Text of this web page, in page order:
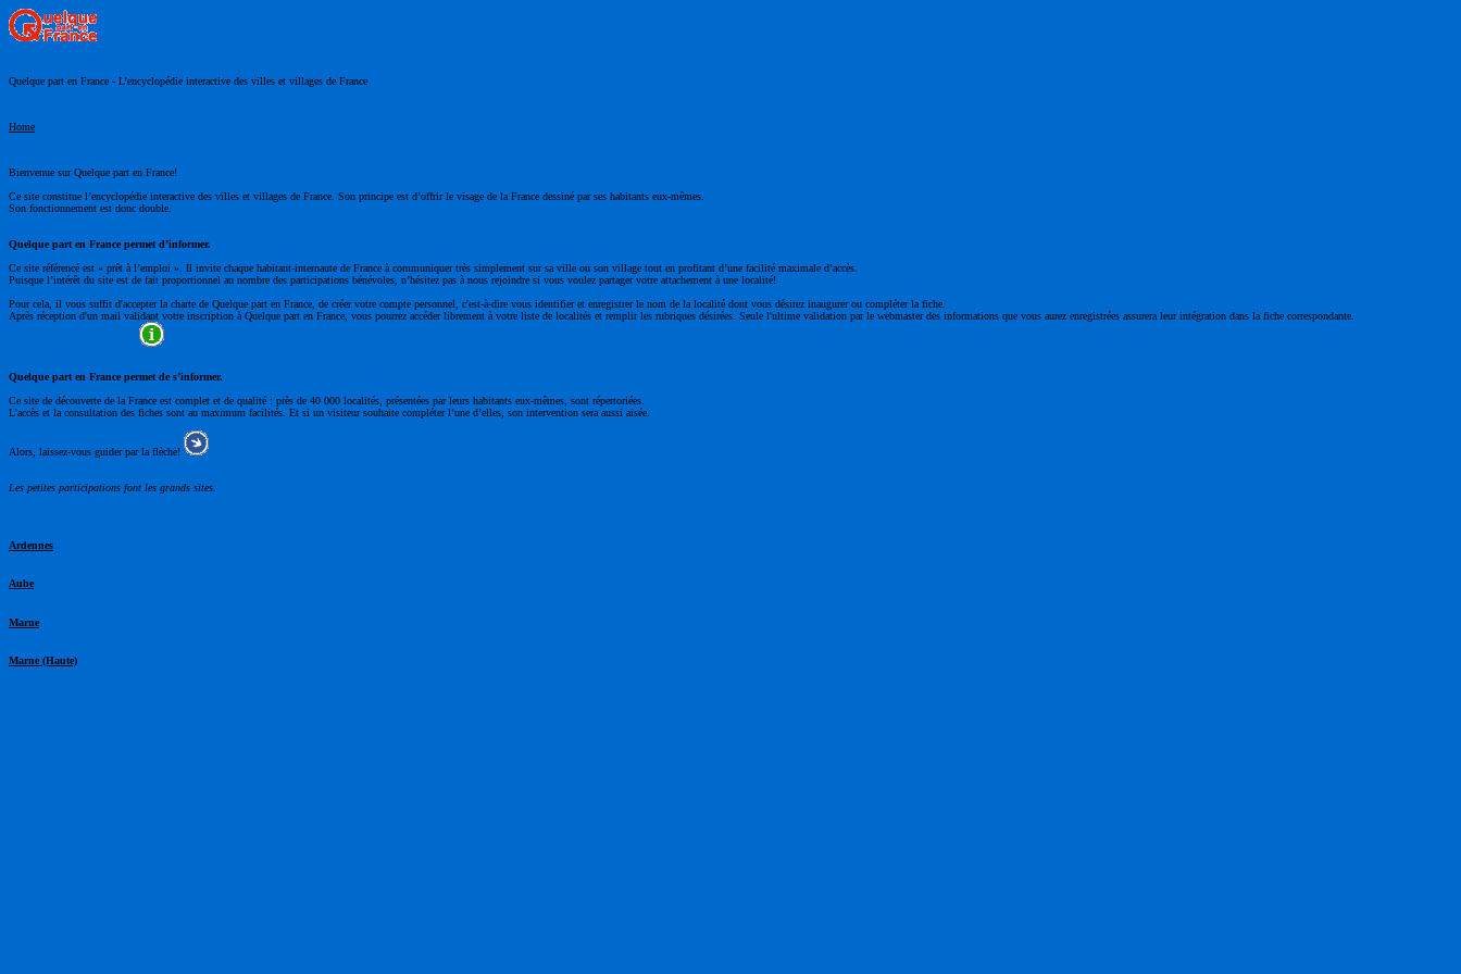
Quelque part en France - L’encyclopédie interactive des villes et villages de France
Home
Bienvenue sur Quelque part en France!
Ce site constitue l’encyclopédie interactive des villes et villages de France. Son principe est d’offrir le visage de la France dessiné par ses habitants eux-mêmes.
Son fonctionnement est donc double.
Quelque part en France permet d’informer.
Ce site référencé est « prêt à l’emploi ». Il invite chaque habitant-internaute de France à communiquer très simplement sur sa ville ou son village tout en profitant d’une facilité maximale d’accès.
Puisque l’intérêt du site est de fait proportionnel au nombre des participations bénévoles, n’hésitez pas à nous rejoindre si vous voulez partager votre attachement à une localité!
Pour cela, il vous suffit d'accepter la charte de Quelque part en France, de créer votre compte personnel, c'est-à-dire vous identifier et enregistrer le nom de la localité dont vous désirez inaugurer ou compléter la fiche.
Après réception d'un mail validant votre inscription à Quelque part en France, vous pourrez accéder librement à votre liste de localités et remplir les rubriques désirées. Seule l'ultime validation par le webmaster des informations que vous aurez enregistrées assurera leur intégration dans la fiche correspondante.
Quelque part en France permet de s’informer.
Ce site de découverte de la France est complet et de qualité : près de 40 000 localités, présentées par leurs habitants eux-mêmes, sont répertoriées.
L’accès et la consultation des fiches sont au maximum facilités. Et si un visiteur souhaite compléter l’une d’elles, son intervention sera aussi aisée.
Alors, laissez-vous guider par la flèche!
Les petites participations font les grands sites.
Ardennes
Aube
Marne
Marne (Haute)